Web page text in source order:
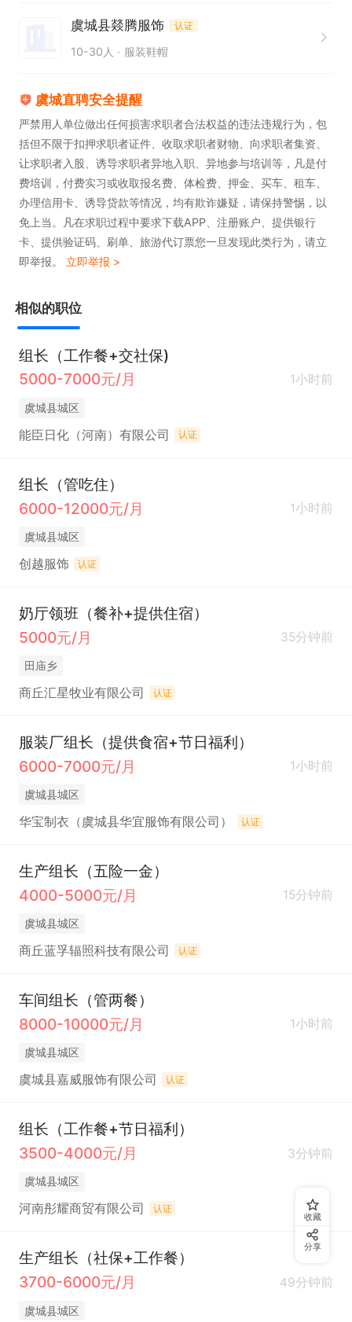
虞城县燚腾服饰 认证
10-30人 服装鞋帽
虞城直聘安全提醒
严禁用人单位做出任何损害求职者合法权益的违法违规行为，包
括但不限于扣押求职者证件、收取求职者财物、向求职者集资、
让求职者入股、诱导求职者异地入职、异地参与培训等，凡是付
费培训，付费实习或收取报名费、体检费、押金、买车、租车、
办理信用卡、诱导贷款等情况，均有欺诈嫌疑，请保持警惕，以
免上当。凡在求职过程中要求下载APP、注册账户、提供银行
卡、提供验证码、刷单、旅游代订票您一旦发现此类行为，请立
即举报。 立即举报 >
相似的职位
组长（工作餐+交社保)
5000-7000元/月
1小时前
虞城县城区
能臣日化（河南）有限公司 认证
组长（管吃住）
6000-12000元/月
1小时前
虞城县城区
创越服饰 认证
奶厅领班（餐补+提供住宿）
5000元/月
35分钟前
田庙乡
商丘汇星牧业有限公司 认证
服装厂组长（提供食宿+节日福利）
6000-7000元/月
1小时前
虞城县城区
华宝制衣（虞城县华宜服饰有限公司） 认证
生产组长（五险一金）
4000-5000元/月
15分钟前
虞城县城区
商丘蓝孚辐照科技有限公司 认证
车间组长（管两餐）
8000-10000元/月
1小时前
虞城县城区
虞城县嘉威服饰有限公司 认证
组长（工作餐+节日福利）
3500-4000元/月
3分钟前
虞城县城区
河南彤耀商贸有限公司 认证
生产组长（社保+工作餐）
3700-6000元/月
49分钟前
虞城县城区
收藏
分享